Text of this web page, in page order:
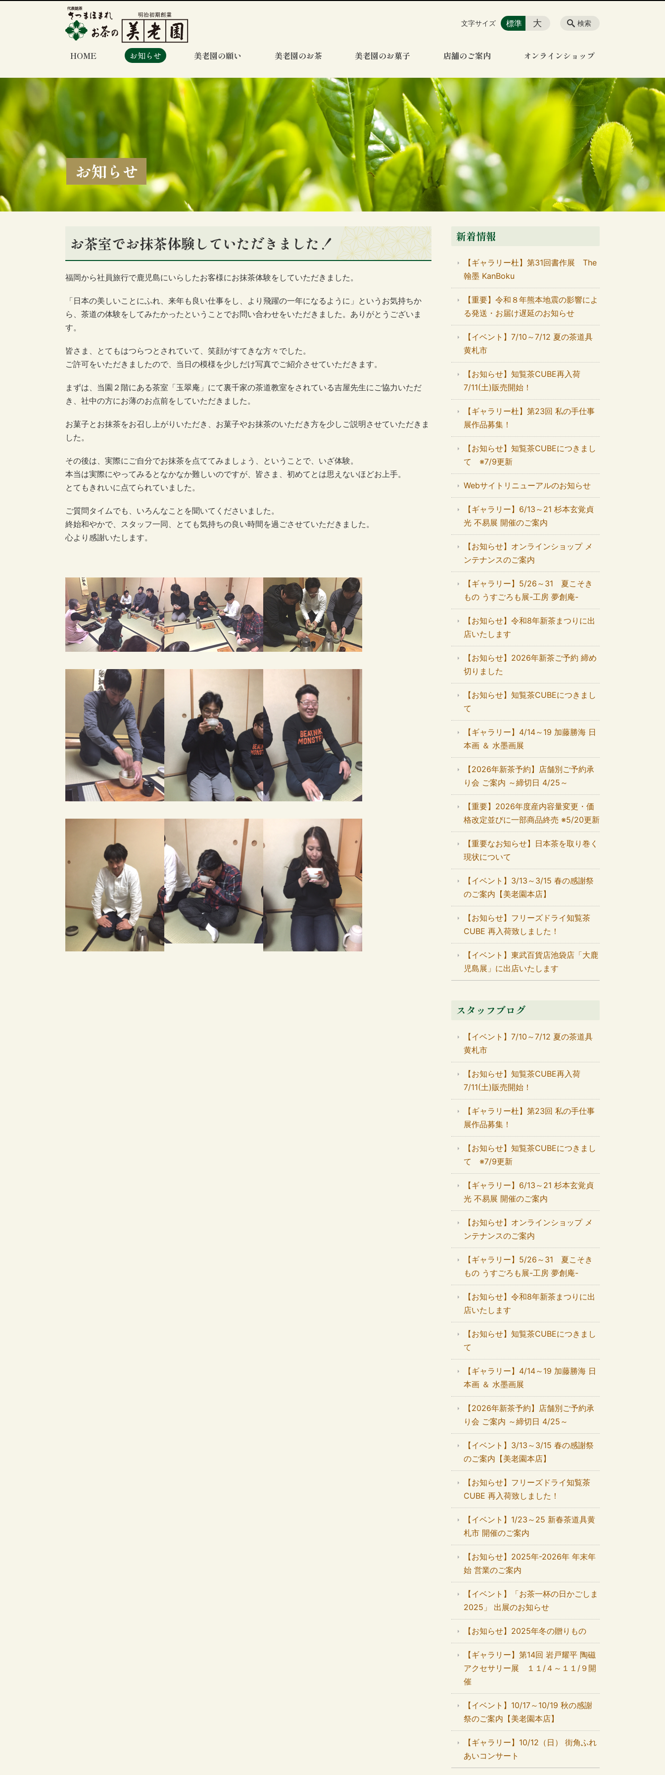
HOME お知らせ 美老園の願い 美老園のお茶 美老園のお菓子 店舗のご案内 オンラインショップ
検索
文字サイズ 標準 大
お知らせ
お茶室でお抹茶体験していただきました！
福岡から社員旅行で鹿児島にいらしたお客様にお抹茶体験をしていただきました。
「日本の美しいことにふれ、来年も良い仕事をし、より飛躍の一年になるように」というお気持ちか
ら、茶道の体験をしてみたかったということでお問い合わせをいただきました。ありがとうございま
す。
皆さま、とてもはつらつとされていて、笑顔がすてきな方々でした。
ご許可をいただきましたので、当日の模様を少しだけ写真でご紹介させていただきます。
まずは、当園２階にある茶室「玉翠庵」にて裏千家の茶道教室をされている吉屋先生にご協力いただ
き、社中の方にお薄のお点前をしていただきました。
お菓子とお抹茶をお召し上がりいただき、お菓子やお抹茶のいただき方を少しご説明させていただきま
した。
その後は、実際にご自分でお抹茶を点ててみましょう、ということで、いざ体験。
本当は実際にやってみるとなかなか難しいのですが、皆さま、初めてとは思えないほどお上手。
とてもきれいに点てられていました。
ご質問タイムでも、いろんなことを聞いてくださいました。
終始和やかで、スタッフ一同、とても気持ちの良い時間を過ごさせていただきました。
心より感謝いたします。
新着情報
【ギャラリー杜】第31回書作展 The
翰墨 KanBoku
【重要】令和８年熊本地震の影響によ
る発送・お届け遅延のお知らせ
【イベント】7/10～7/12 夏の茶道具
黄札市
【お知らせ】知覧茶CUBE再入荷
7/11(土)販売開始！
【ギャラリー杜】第23回 私の手仕事
展作品募集！
【お知らせ】知覧茶CUBEにつきまし
て ※7/9更新
Webサイトリニューアルのお知らせ
【ギャラリー】6/13～21 杉本玄覚貞
光 不易展 開催のご案内
【お知らせ】オンラインショップ メ
ンテナンスのご案内
【ギャラリー】5/26～31 夏こそき
もの うすごろも展-工房 夢創庵-
【お知らせ】令和8年新茶まつりに出
店いたします
【お知らせ】2026年新茶ご予約 締め
切りました
【お知らせ】知覧茶CUBEにつきまし
て
【ギャラリー】4/14～19 加藤勝海 日
本画 ＆ 水墨画展
【2026年新茶予約】店舗別ご予約承
り会 ご案内 ～締切日 4/25～
【重要】2026年度産内容量変更・価
格改定並びに一部商品終売 ※5/20更新
【重要なお知らせ】日本茶を取り巻く
現状について
【イベント】3/13～3/15 春の感謝祭
のご案内【美老園本店】
【お知らせ】フリーズドライ知覧茶
CUBE 再入荷致しました！
【イベント】東武百貨店池袋店「大鹿
児島展」に出店いたします
スタッフブログ
【イベント】7/10～7/12 夏の茶道具
黄札市
【お知らせ】知覧茶CUBE再入荷
7/11(土)販売開始！
【ギャラリー杜】第23回 私の手仕事
展作品募集！
【お知らせ】知覧茶CUBEにつきまし
て ※7/9更新
【ギャラリー】6/13～21 杉本玄覚貞
光 不易展 開催のご案内
【お知らせ】オンラインショップ メ
ンテナンスのご案内
【ギャラリー】5/26～31 夏こそき
もの うすごろも展-工房 夢創庵-
【お知らせ】令和8年新茶まつりに出
店いたします
【お知らせ】知覧茶CUBEにつきまし
て
【ギャラリー】4/14～19 加藤勝海 日
本画 ＆ 水墨画展
【2026年新茶予約】店舗別ご予約承
り会 ご案内 ～締切日 4/25～
【イベント】3/13～3/15 春の感謝祭
のご案内【美老園本店】
【お知らせ】フリーズドライ知覧茶
CUBE 再入荷致しました！
【イベント】1/23～25 新春茶道具黄
札市 開催のご案内
【お知らせ】2025年-2026年 年末年
始 営業のご案内
【イベント】「お茶一杯の日かごしま
2025」 出展のお知らせ
【お知らせ】2025年冬の贈りもの
【ギャラリー】第14回 岩戸耀平 陶磁
アクセサリー展 １１/４～１１/９開
催
【イベント】10/17～10/19 秋の感謝
祭のご案内【美老園本店】
【ギャラリー】10/12（日） 街角ふれ
あいコンサート